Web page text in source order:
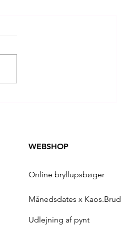
WEBSHOP
Online bryllupsbøger
Månedsdates x Kaos.Brud
Udlejning af pynt